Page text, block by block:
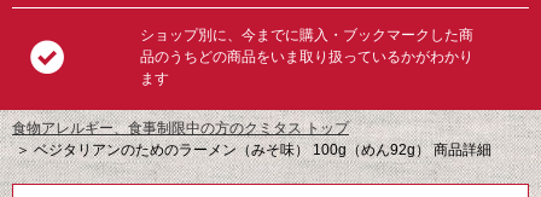
ショップ別に、今までに購入・ブックマークした商
品のうちどの商品をいま取り扱っているかがわかり
ます
食物アレルギー、食事制限中の方のクミタス トップ
＞ベジタリアンのためのラーメン（みそ味） 100g（めん92g） 商品詳細